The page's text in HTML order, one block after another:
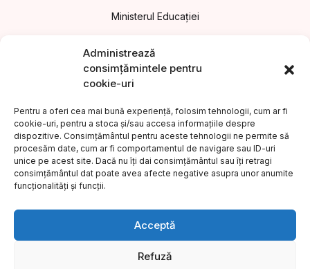
Administrează
consimțămintele pentru
cookie-uri
Pentru a oferi cea mai bună experiență, folosim tehnologii, cum ar fi
cookie-uri, pentru a stoca și/sau accesa informațiile despre
dispozitive. Consimțământul pentru aceste tehnologii ne permite să
procesăm date, cum ar fi comportamentul de navigare sau ID-uri
unice pe acest site. Dacă nu îți dai consimțământul sau îți retragi
consimțământul dat poate avea afecte negative asupra unor anumite
funcționalități și funcții.
Acceptă
Refuză
Ministerul Educației
Uniunea Editorilor din România
Institutul Cultural Român
Legea nr.186/2003 privind promovarea culturii scrise
Protecția consumatorilor A.N.P.C.
©2023 Editura COMPER. Toate drepturile rezervate.